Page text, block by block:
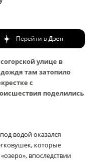
Перейти вДзен
улице в
там затопило
с
поделились
водой оказался
которые
впоследствии